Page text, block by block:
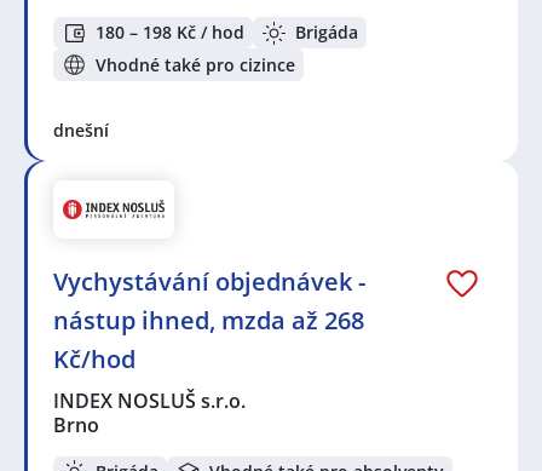
180 – 198 Kč / hod
Brigáda
Vhodné také pro cizince
dnešní
Vychystávání objednávek -
nástup ihned, mzda až 268
Kč/hod
INDEX NOSLUŠ s.r.o.
Brno